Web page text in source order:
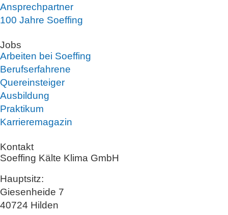
Ansprechpartner
100 Jahre Soeffing
Jobs
Arbeiten bei Soeffing
Berufserfahrene
Quereinsteiger
Ausbildung
Praktikum
Karrieremagazin
Kontakt
Soeffing Kälte Klima GmbH
Hauptsitz:
Giesenheide 7
40724 Hilden